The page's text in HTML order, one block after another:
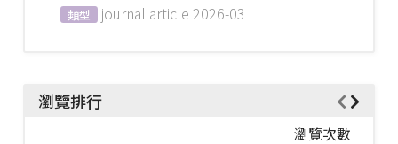
類型 journal article 2026-03
瀏覽排行
瀏覽次數